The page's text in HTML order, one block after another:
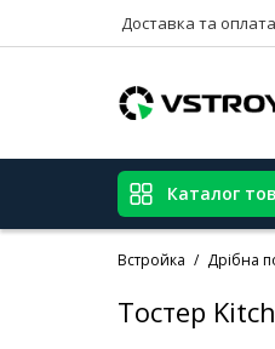
Доставка та оплата
Каталог
Встройка Дрібна
Тостер